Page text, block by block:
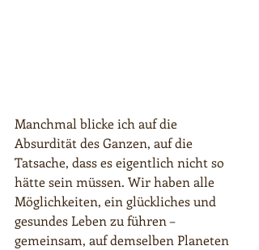
Manchmal blicke ich auf die
Absurdität des Ganzen, auf die
Tatsache, dass es eigentlich nicht so
hätte sein müssen. Wir haben alle
Möglichkeiten, ein glückliches und
gesundes Leben zu führen –
gemeinsam, auf demselben Planeten